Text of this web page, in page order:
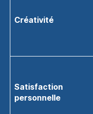
Créativité
Satisfaction
personnelle